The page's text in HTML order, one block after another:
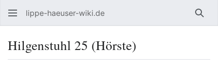
lippe-haeuser-wiki.de
Hilgenstuhl 25 (Hörste)